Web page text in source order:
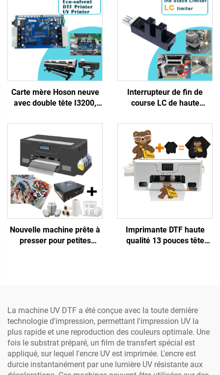
Carte mère Hoson neuve
avec double tête I3200,
pour imprimantes grand
format Dtf éco-solvant -
Nouveau, 6 mois de
garantie
Interrupteur de fin de
course LC de haute
HR, butée, capteur de
position pour imprimante
jet d'encre, pièce détachée
pour imprimante DTF,
solvant écologique, UV
DTF
Nouvelle machine prête à
presser pour petites
textile, 1 an de garantie
Imprimante DTF haute
qualité 13 pouces tête
La machine UV DTF a été conçue avec la toute dernière
technologie d'impression, permettant l'impression UV la
plus rapide et une reproduction des couleurs optimale. Une
fois le substrat préparé, un film de transfert spécial est
appliqué, sur lequel l'encre UV est imprimée. L'encre est
durcie instantanément par une lumière UV résistante aux